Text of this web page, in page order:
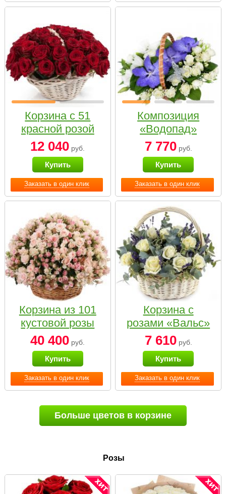
Заказать в один клик
Корзина с 51
красной розой
12 040 руб.
Купить
Заказать в один клик
Композиция
«Водопад»
7 770руб.
Купить
Заказать в один клик
Корзина из 101
кустовой розы
нежных тонов
40 400 руб.
Купить
Заказать в один клик
Корзина с
розами «Вальс»
7 610руб.
Купить
Больше цветов в корзине
Розы